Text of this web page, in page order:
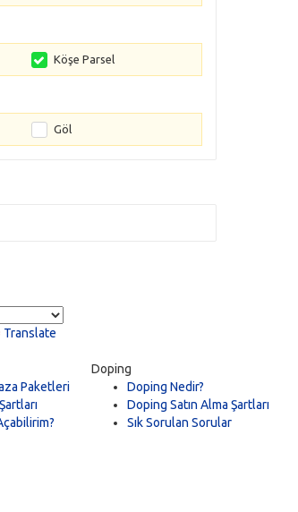
Köşe Parsel
Göl
Translate
Paketleri
Doping
Doping Nedir?
Doping Satın Alma Şartları
Sık Sorulan Sorular